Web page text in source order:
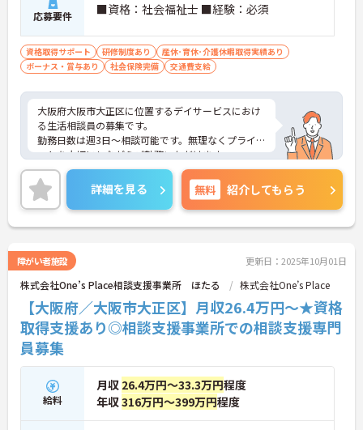
応募要件 ■資格：社会福祉士 ■経験：必須
資格取得サポート 研修制度あり
産休･育休･介護休暇取得実績あり
ボーナス・賞与あり
社会保険完備 交通費支給
大阪府大阪市大正区に位置するデイサービスにおけ
る生活相談員の募集です。
勤務日数は週3日～相談可能です。無理なくプライベ
ートを大切にしながらご勤務いただけます。
ご興味のある方には、面接対策ポイントなど、さら
に詳細をご案内しますのでお気軽にご相談くださ
い！
詳細を見る 無料 紹介してもらう
障がい者施設 更新日：2025年10月01日
株式会社One’s Place相談支援事業所 ほたる 株式会社One’s Place
【大阪府／大阪市大正区】月収26.4万円～★資格
取得支援あり◎相談支援事業所での相談支援専門
員募集
給料
月収 26.4万円～33.3万円程度
年収316万円～399万円程度